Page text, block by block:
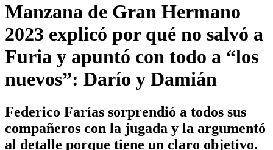
Manzana de Gran Hermano
2023 explicó por qué no salvó a
Furia y apuntó con todo a “los
nuevos”: Darío y Damián
Federico Farías sorprendió a todos sus
compañeros con la jugada y la argumentó
al detalle porque tiene un claro objetivo.